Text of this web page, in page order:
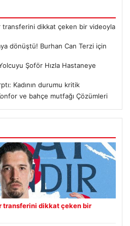
transferini dikkat çeken bir videoyla
dönüştü! Burhan Can Terzi için
Şoför Hızla Hastaneye
Kadının durumu kritik
ve bahçe mutfağı Çözümleri
transferini dikkat çeken bir